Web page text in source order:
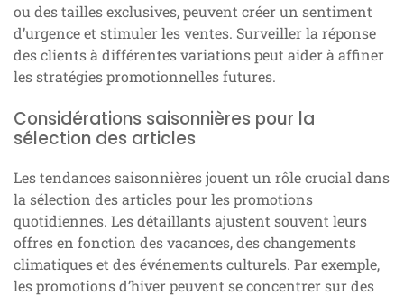
ou des tailles exclusives, peuvent créer un sentiment
d’urgence et stimuler les ventes. Surveiller la réponse
des clients à différentes variations peut aider à affiner
les stratégies promotionnelles futures.
Considérations saisonnières pour la
sélection des articles
Les tendances saisonnières jouent un rôle crucial dans
la sélection des articles pour les promotions
quotidiennes. Les détaillants ajustent souvent leurs
offres en fonction des vacances, des changements
climatiques et des événements culturels. Par exemple,
les promotions d’hiver peuvent se concentrer sur des